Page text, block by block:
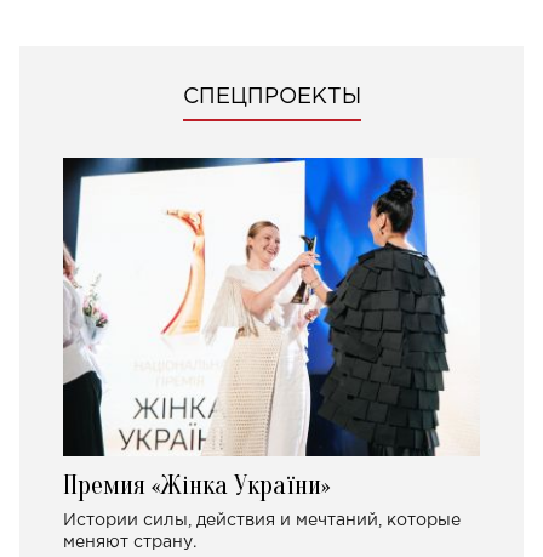
СПЕЦПРОЕКТЫ
Премия «Жінка України»
Истории силы, действия и мечтаний, которые
меняют страну.